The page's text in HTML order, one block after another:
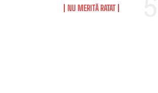
NU MERITĂ RATAT